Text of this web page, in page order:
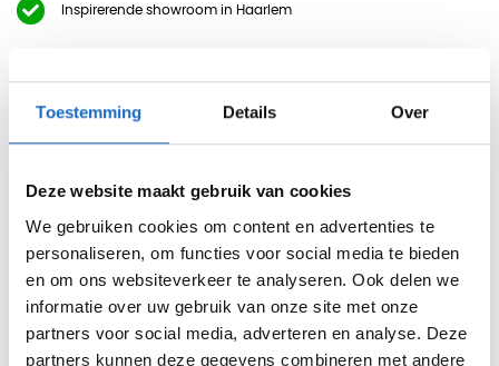
Toestemming Details Over
Deze website maakt gebruik van cookies
We gebruiken cookies om content en advertenties te
personaliseren, om functies voor social media te bieden
en om ons websiteverkeer te analyseren. Ook delen we
informatie over uw gebruik van onze site met onze
partners voor social media, adverteren en analyse. Deze
partners kunnen deze gegevens combineren met andere
Inspirerende showroom in Haarlem
oplossing. Ons melamine bureaublad combineert stijl met
Gemaakt van duurzame spaanplaat met slijtvaste
melamine toplaag, biedt dit losse bureaublad de perfecte
basis voor elke werkplek. Met een stevige dikte van 2,5 cm is